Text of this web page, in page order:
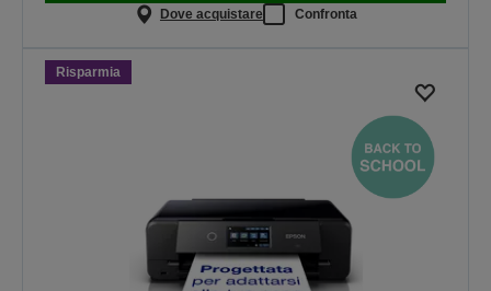
Dove acquistare Confronta
Risparmia